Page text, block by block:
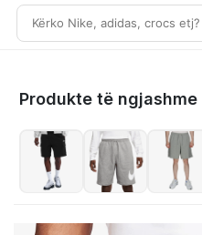
Produkte të ngjashme